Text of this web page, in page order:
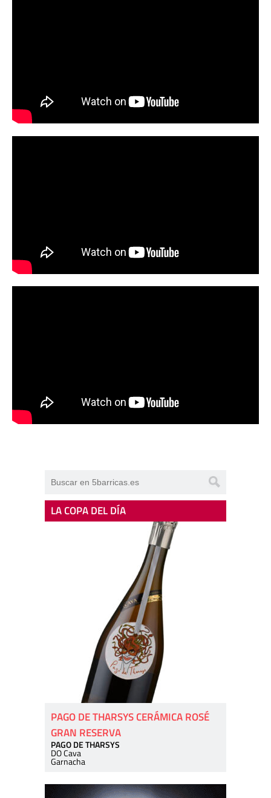
LA COPA DEL DÍA
PAGO DE THARSYS CERÁMICA ROSÉ
GRAN RESERVA
PAGO DE THARSYS
DO Cava
Garnacha